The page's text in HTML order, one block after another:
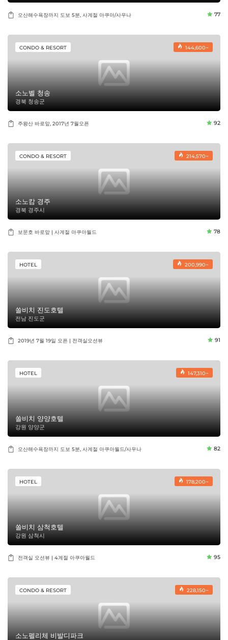
오산해수욕장까지 도보 5분, 사계절 아쿠아/사우나 77
144,600~
CONDO & RESORT
소노벨 청송
경북 청송군
주왕산 바로앞, 2017년 7월오픈 92
214,570~
CONDO & RESORT
소노캄 경주
경북 경주시
보문호 바로앞 | 사계절 아쿠아월드 78
200,990~
HOTEL
쏠비치 진도호텔
전남 진도군
2019년 7월 19일 오픈 | 전객실오션뷰 91
147,310~
HOTEL
쏠비치 양양호텔
강원 양양군
오산해수욕장까지 도보 5분, 사계절 아쿠아월드/사우나 82
178,200~
HOTEL
쏠비치 삼척호텔
강원 삼척시
전객실 오션뷰 | 4계절 아쿠아월드 95
228,150~
CONDO & RESORT
소노펠리체 비발디파크